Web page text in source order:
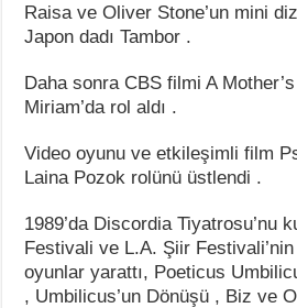
Raisa ve Oliver Stone’un mini
Japon dadı Tambor .
Daha sonra CBS filmi A
Miriam’da rol aldı .
Video oyunu ve etkileşimli film
Laina Pozok rolünü üstlendi .
1989’da Discordia Tiyatrosu’nu
Festivali ve L.A. Şiir
oyunlar yarattı, Poeticus
, Umbilicus’un Dönüşü , Biz ve